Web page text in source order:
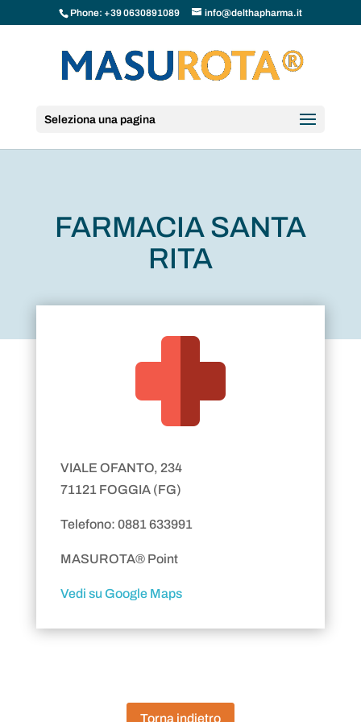
Phone: +39 0630891089 info@delthapharma.it
Seleziona una pagina
FARMACIA SANTA
RITA
VIALE OFANTO, 234
71121 FOGGIA (FG)
Telefono: 0881 633991
MASUROTA® Point
Vedi su Google Maps
Torna indietro